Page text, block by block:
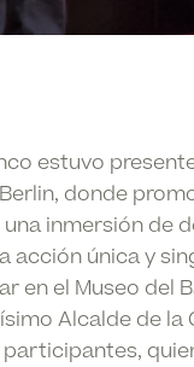
estuvo
donde
inmersión de
acción única y
en el Museo del
Alcalde de la